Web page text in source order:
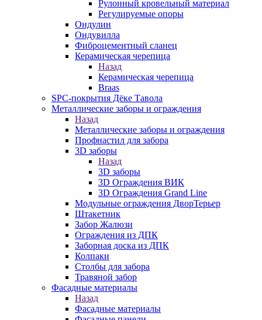
Рулонный кровельный материал
Регулируемые опоры
Ондулин
Ондувилла
Фиброцементный сланец
Керамическая черепица
Назад
Керамическая черепица
Braas
SPC-покрытия Дёке Тавола
Металлические заборы и ограждения
Назад
Металлические заборы и ограждения
Профнастил для забора
3D заборы
Назад
3D заборы
3D Ограждения ВИК
3D Ограждения Grand Line
Модульные ограждения ДворТерьер
Штакетник
Забор Жалюзи
Ограждения из ДПК
Заборная доска из ДПК
Колпаки
Столбы для забора
Травяной забор
Фасадные материалы
Назад
Фасадные материалы